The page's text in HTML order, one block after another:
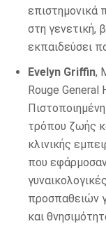
επιστημονικά
στη γενετική,
εκπαιδεύσει
Evelyn Griffin,
Rouge General
Πιστοποιημένη
τρόπου ζωής
κλινικής
που
προσπαθειών
και